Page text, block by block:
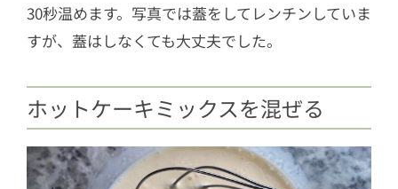
30秒温めます。写真では蓋をしてレンチンしていま
すが、蓋はしなくても大丈夫でした。
ホットケーキミックスを混ぜる